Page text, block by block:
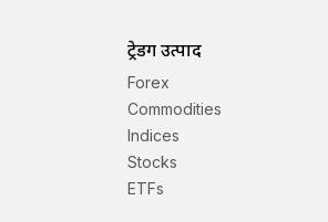
ट्रेडिंग उत्पाद
Forex
Commodities
Indices
Stocks
ETFs